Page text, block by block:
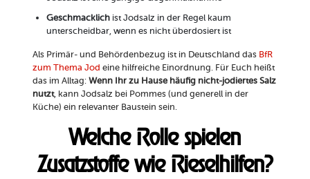
Geschmacklichist Jodsalz in der Regel kaum
unterscheidbar, wenn es nicht überdosiert ist
Als Primär- und Behördenbezug ist in Deutschland das BfR
zum Thema Jod eine hilfreiche Einordnung. Für Euch heißt
das im Alltag: Wenn Ihr zu Hause häufig nicht-jodiertes Salz
nutzt, kann Jodsalz bei Pommes (und generell in der
Küche) ein relevanter Baustein sein.
Welche Rolle spielen
Zusatzstoffe wie Rieselhilfen?